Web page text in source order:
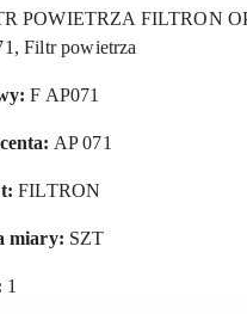
POWIETRZA FILTRON
Filtr powietrza
F AP071
AP 071
FILTRON
miary: SZT
1